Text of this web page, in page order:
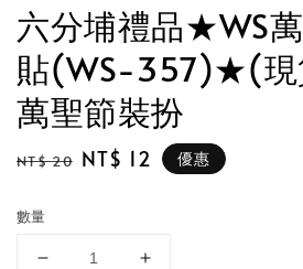
六分埔禮品★WS
貼(WS-357)★(
萬聖節裝扮
Regular
NT$ 20 Sale
NT$ 12 優惠
數量